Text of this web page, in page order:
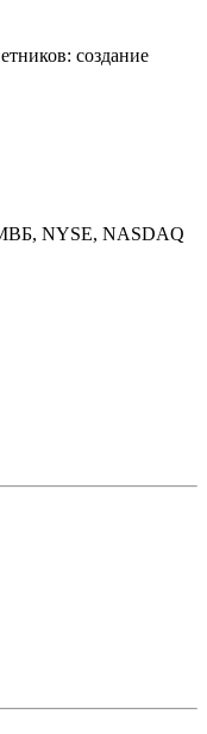
создание
NYSE, NASDAQ